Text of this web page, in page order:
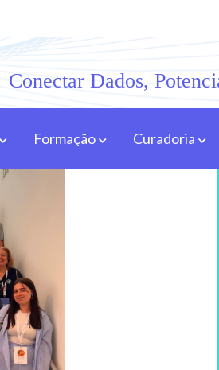
Conectar Dados,
Formação Curadoria